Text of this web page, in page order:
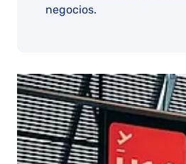
negocios.